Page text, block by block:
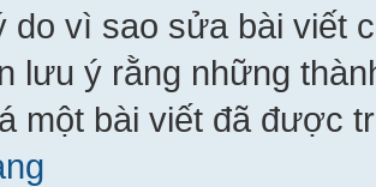
do vì sao sửa bài viết
lưu ý rằng những
một bài viết đã được